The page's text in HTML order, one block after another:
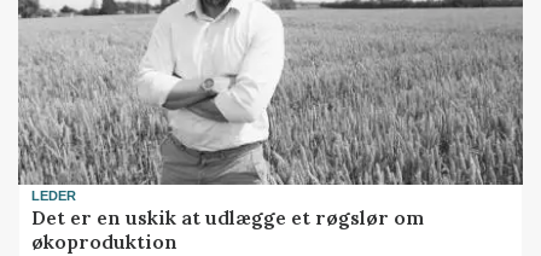
LEDER
Det er en uskik at udlægge et røgslør om
økoproduktion